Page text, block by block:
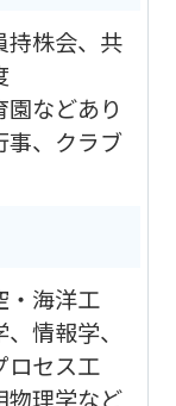
持株会、共
などあり
事、クラブ
・海洋工
情報学、
ロセス工
物理学など